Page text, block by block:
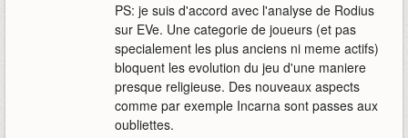
PS: je suis d'accord avec l'analyse de Rodius
sur EVe. Une categorie de joueurs (et pas
specialement les plus anciens ni meme actifs)
bloquent les evolution du jeu d'une maniere
presque religieuse. Des nouveaux aspects
comme par exemple Incarna sont passes aux
oubliettes.